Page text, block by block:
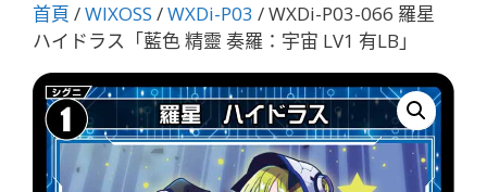
首頁 /WIXOSS /WXDi-P03 / WXDi-P03-066 羅星
ハイドラス「藍色 精靈 奏羅：宇宙 LV1 有LB」